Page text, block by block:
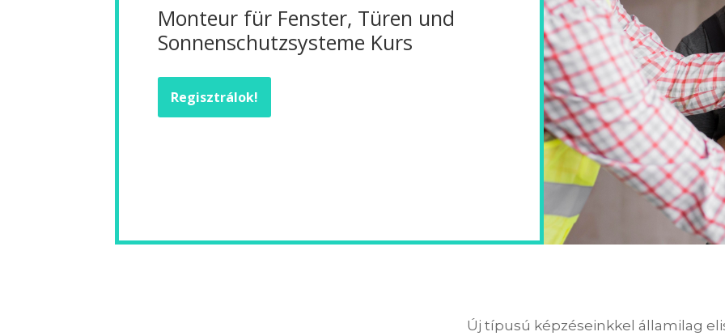
Monteur für Fenster, Türen und
Sonnenschutzsysteme Kurs
Regisztrálok!
Új típusú képzéseinkkel államilag